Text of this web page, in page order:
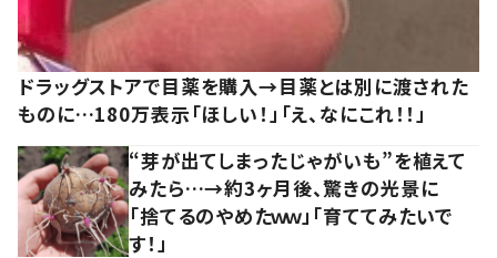
ドラッグストアで目薬を購入→目薬とは別に渡された
ものに…180万表示「ほしい！」「え、なにこれ！！」
“芽が出てしまったじゃがいも”を植えて
みたら…→約3ヶ月後、驚きの光景に
「捨てるのやめたｗｗ」「育ててみたいで
す！」